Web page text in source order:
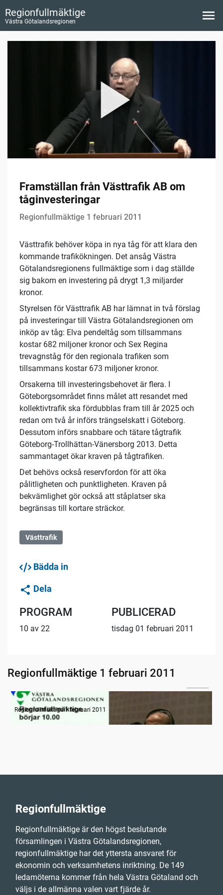
Regionfullmäktige
Västra Götalandsregionen
Framställan från Västtrafik AB om
tåginvesteringar
Regionfullmäktige 1 februari 2011
Västtrafik behöver köpa in nya tåg för att klara den
kommande trafikökningen. Det ansåg Västra
Götalandsregionens fullmäktige som i dag ställde
sig bakom en investering på drygt 1,3 miljarder
kronor.
Styrelsen för Västtrafik AB har lämnat in två förslag
på investeringar till Västra Götalandsregionen om
inköp av tåg: Elva pendeltåg som tillsammans
kostar 682 miljoner kronor och Sex Regina
trevagnståg för den regionala trafiken som
tillsammans kostar 673 miljoner kronor.
Orsakerna till investeringsbehovet är flera. I
Göteborgsområdet finns målet att resandet med
kollektivtrafik ska fördubblas fram till år 2025 och
redan om två år införs trängselskatt i Göteborg.
Dessutom införs snabbare och tätare tågtrafik
Göteborg-Trollhättan-Vänersborg 2013. Detta
sammantaget ökar kraven på tågtrafiken.
Det behövs också reservfordon för att öka
pålitligheten och punktligheten. Kraven på
bekvämlighet gör också att ståplatser ska
begränsas till kortare sträckor.
Västtrafik
Bädda in
Dela
PROGRAM
10 av 22
PUBLICERAD
tisdag 01 februari 2011
Regionfullmäktige 1 februari 2011
Information
Regionfullmäktige 1 februari 2011
Regionfullmäktige
Regionfullmäktige är den högst beslutande
församlingen i Västra Götalandsregionen,
regionfullmäktige har det yttersta ansvaret för
ekonomin och verksamhetens inriktning. De 149
ledamöterna kommer från hela Västra Götaland och
väljs i de allmänna valen vart fjärde år.